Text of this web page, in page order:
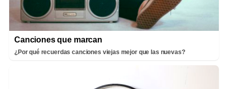
Canciones que marcan
¿Por qué recuerdas canciones viejas mejor que las nuevas?